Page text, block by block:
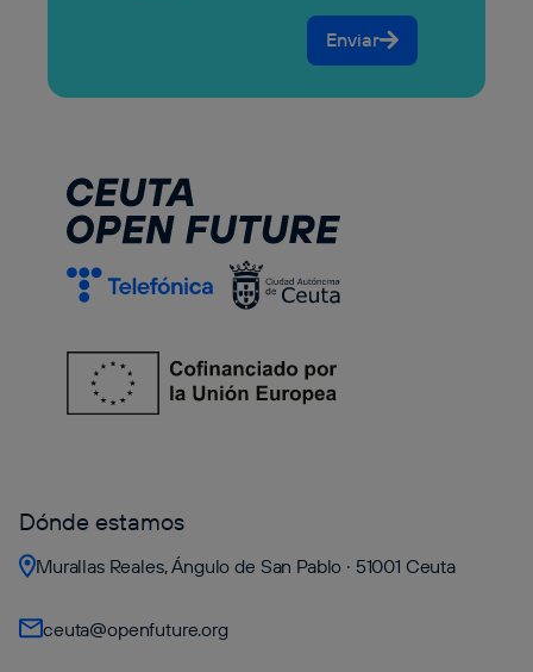
Enviar
Dónde estamos
Murallas Reales, Ángulo de San Pablo · 51001 Ceuta
ceuta@openfuture.org